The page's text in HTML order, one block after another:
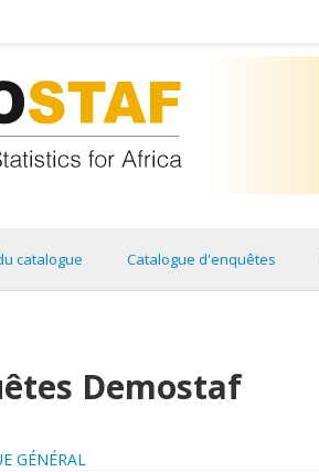
catalogue Catalogue d'enquêtes
Demostaf
GÉNÉRAL